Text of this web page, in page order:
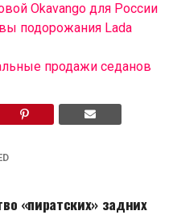
Okavango для России
подорожания Lada
продажи седанов
«пиратских» задних